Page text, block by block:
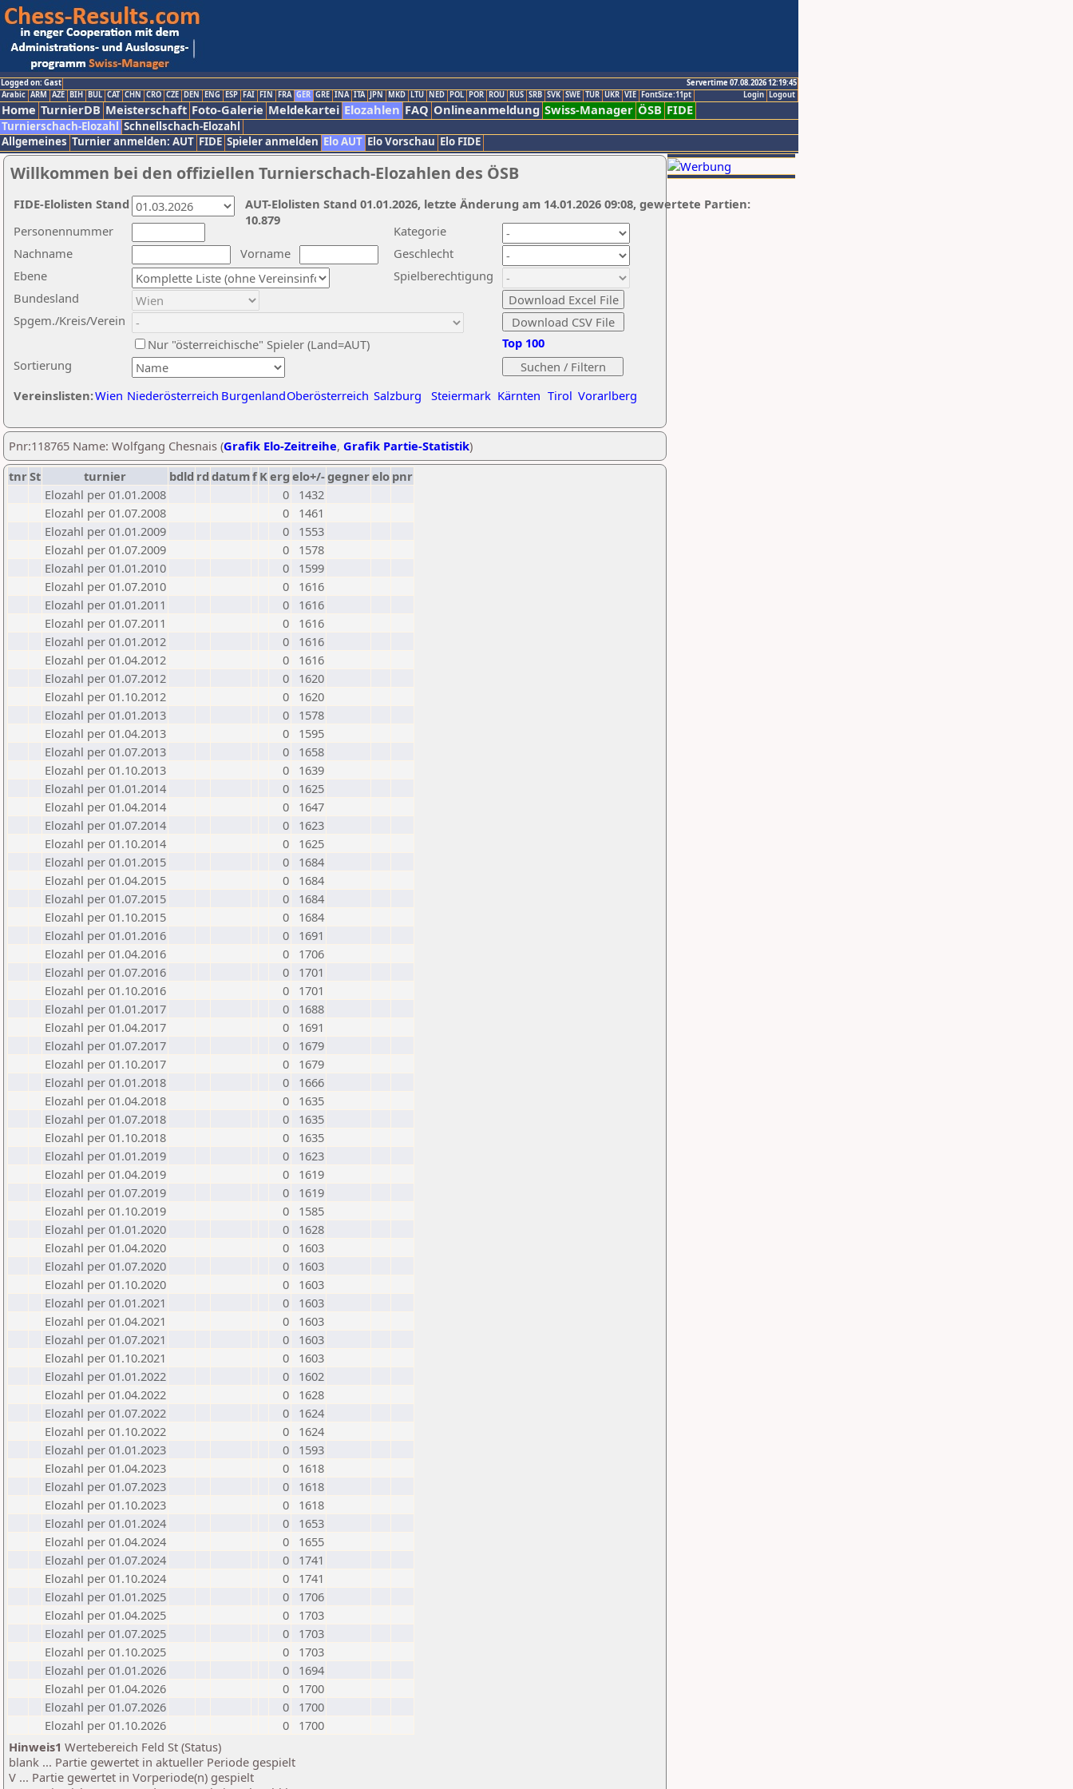
Logged on: Gast
Servertime 07.08.2026 12:19:45
Logout
Login
Arabic ARM AZE BIH BUL CAT CHN CRO CZE DEN ENG ESP FAI FIN FRA GER GRE INA ITA JPN MKD LTU NED POL POR ROU RUS SRB SVK SWE TUR UKR VIE FontSize:11pt
Home TurnierDB Meisterschaft Foto-Galerie Meldekartei Elozahlen FAQ Onlineanmeldung Swiss-Manager ÖSB FIDE
Turnierschach-Elozahl Schnellschach-Elozahl
Allgemeines Turnier anmelden: AUT FIDE Spieler anmelden Elo AUT Elo Vorschau Elo FIDE
Willkommen bei den offiziellen Turnierschach-Elozahlen des ÖSB
Nachname
Vorname
Ebene
Kategorie
Sortierung
Personennummer
Bundesland
Spgem./Kreis/Verein
Geschlecht
Nur "österreichische" Spieler (Land=AUT)
Spielberechtigung
Vereinslisten:Wien Niederösterreich BurgenlandOberösterreich Salzburg Steiermark Kärnten Tirol Vorarlberg
Top 100
AUT-Elolisten Stand 01.01.2026, letzte Änderung am 14.01.2026 09:08, gewertete Partien:
10.879
FIDE-Elolisten Stand
Pnr:118765 Name: Wolfgang Chesnais (Grafik Elo-Zeitreihe, Grafik Partie-Statistik)
tnrSt turnier bdld rd datumf Kerg elo+/-gegnerelo pnr
Elozahl per 01.01.2008
0
1432
Elozahl per 01.07.2008
0
1461
Elozahl per 01.01.2009
0
1553
Elozahl per 01.07.2009
0
1578
Elozahl per 01.01.2010
0
1599
Elozahl per 01.07.2010
0
1616
Elozahl per 01.01.2011
0
1616
Elozahl per 01.07.2011
0
1616
Elozahl per 01.01.2012
0
1616
Elozahl per 01.04.2012
0
1616
Elozahl per 01.07.2012
0
1620
Elozahl per 01.10.2012
0
1620
Elozahl per 01.01.2013
0
1578
Elozahl per 01.04.2013
0
1595
Elozahl per 01.07.2013
0
1658
Elozahl per 01.10.2013
0
1639
Elozahl per 01.01.2014
0
1625
Elozahl per 01.04.2014
0
1647
Elozahl per 01.07.2014
0
1623
Elozahl per 01.10.2014
0
1625
Elozahl per 01.01.2015
0
1684
Elozahl per 01.04.2015
0
1684
Elozahl per 01.07.2015
0
1684
Elozahl per 01.10.2015
0
1684
Elozahl per 01.01.2016
0
1691
Elozahl per 01.04.2016
0
1706
Elozahl per 01.07.2016
0
1701
Elozahl per 01.10.2016
0
1701
Elozahl per 01.01.2017
0
1688
Elozahl per 01.04.2017
0
1691
Elozahl per 01.07.2017
0
1679
Elozahl per 01.10.2017
0
1679
Elozahl per 01.01.2018
0
1666
Elozahl per 01.04.2018
0
1635
Elozahl per 01.07.2018
0
1635
Elozahl per 01.10.2018
0
1635
Elozahl per 01.01.2019
0
1623
Elozahl per 01.04.2019
0
1619
Elozahl per 01.07.2019
0
1619
Elozahl per 01.10.2019
0
1585
Elozahl per 01.01.2020
0
1628
Elozahl per 01.04.2020
0
1603
Elozahl per 01.07.2020
0
1603
Elozahl per 01.10.2020
0
1603
Elozahl per 01.01.2021
0
1603
Elozahl per 01.04.2021
0
1603
Elozahl per 01.07.2021
0
1603
Elozahl per 01.10.2021
0
1603
Elozahl per 01.01.2022
0
1602
Elozahl per 01.04.2022
0
1628
Elozahl per 01.07.2022
0
1624
Elozahl per 01.10.2022
0
1624
Elozahl per 01.01.2023
0
1593
Elozahl per 01.04.2023
0
1618
Elozahl per 01.07.2023
0
1618
Elozahl per 01.10.2023
0
1618
Elozahl per 01.01.2024
0
1653
Elozahl per 01.04.2024
0
1655
Elozahl per 01.07.2024
0
1741
Elozahl per 01.10.2024
0
1741
Elozahl per 01.01.2025
0
1706
Elozahl per 01.04.2025
0
1703
Elozahl per 01.07.2025
0
1703
Elozahl per 01.10.2025
0
1703
Elozahl per 01.01.2026
0
1694
Elozahl per 01.04.2026
0
1700
Elozahl per 01.07.2026
0
1700
Elozahl per 01.10.2026
0
1700
Hinweis1 Wertebereich Feld St (Status)
blank ... Partie gewertet in aktueller Periode gespielt
V ... Partie gewertet in Vorperiode(n) gespielt